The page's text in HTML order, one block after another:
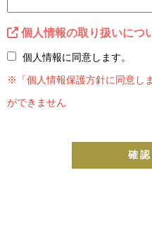
個人情報の取り扱いにつ
個人情報に同意します。
※「個人情報保護方針に同意し
ができません